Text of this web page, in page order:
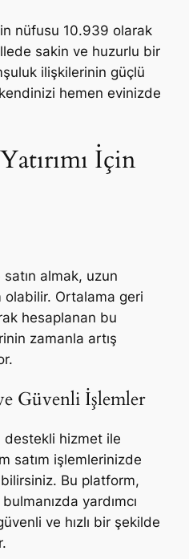
nüfusu 10.939 olarak
sakin ve huzurlu bir
ilişkilerinin güçlü
hemen evinizde
İçin
almak, uzun
olabilir. Ortalama geri
hesaplanan bu
zamanla artış
Güvenli İşlemler
destekli hizmet ile
satım işlemlerinizde
Bu platform,
yardımcı
ve hızlı bir şekilde